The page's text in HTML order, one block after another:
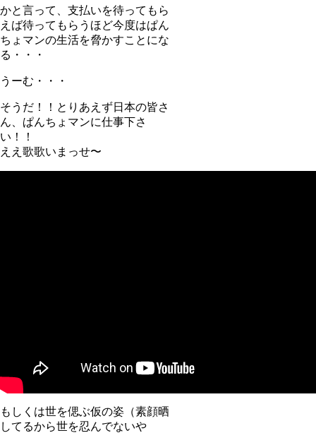
かと言って、支払いを待ってもら
えば待ってもらうほど今度はぱん
ちょマンの生活を脅かすことにな
る・・・
うーむ・・・
そうだ！！とりあえず日本の皆さ
ん、ぱんちょマンに仕事下さ
い！！
ええ歌歌いまっせ〜
もしくは世を偲ぶ仮の姿（素顔晒
してるから世を忍んでないや